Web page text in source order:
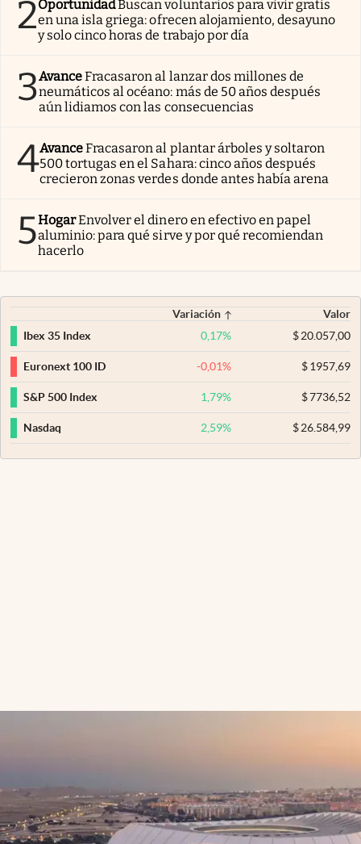
2OportunidadBuscan voluntarios para vivir gratis
en una isla griega: ofrecen alojamiento, desayuno
y solo cinco horas de trabajo por día
3AvanceFracasaron al lanzar dos millones de
neumáticos al océano: más de 50 años después
aún lidiamos con las consecuencias
4AvanceFracasaron al plantar árboles y soltaron
500 tortugas en el Sahara: cinco años después
crecieron zonas verdes donde antes había arena
5HogarEnvolver el dinero en efectivo en papel
aluminio: para qué sirve y por qué recomiendan
hacerlo
Variación
Valor
Ibex 35 Index
0,17% $20.057,00
Euronext 100 ID -0,01% $1957,69
S&P 500 Index 1,79% $7736,52
Nasdaq 2,59% $26.584,99